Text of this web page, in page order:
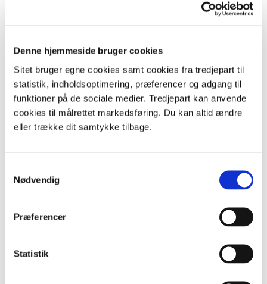
Denne hjemmeside bruger cookies
Sitet bruger egne cookies samt cookies fra tredjepart til
statistik, indholdsoptimering, præferencer og adgang til
funktioner på de sociale medier. Tredjepart kan anvende
cookies til målrettet markedsføring. Du kan altid ændre
eller trække dit samtykke tilbage.
Nødvendig
Præferencer
Statistik
Rynket rose – på godt og ondt, forår
Rynket rose – på godt og ondt, efterår
Livstræer
Geologisk foto-tidslinje
Klittens jordbund
Klittens planter
Interview en "indfødt"
Dilemmaspil om Vorupør Fiskercompagni